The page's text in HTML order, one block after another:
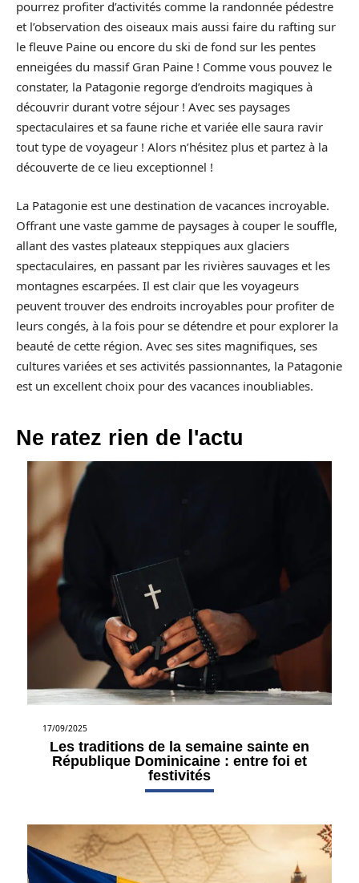
pourrez profiter d’activités comme la randonnée pédestre
et l’observation des oiseaux mais aussi faire du rafting sur
le fleuve Paine ou encore du ski de fond sur les pentes
enneigées du massif Gran Paine ! Comme vous pouvez le
constater, la Patagonie regorge d’endroits magiques à
découvrir durant votre séjour ! Avec ses paysages
spectaculaires et sa faune riche et variée elle saura ravir
tout type de voyageur ! Alors n’hésitez plus et partez à la
découverte de ce lieu exceptionnel !
La Patagonie est une destination de vacances incroyable.
Offrant une vaste gamme de paysages à couper le souffle,
allant des vastes plateaux steppiques aux glaciers
spectaculaires, en passant par les rivières sauvages et les
montagnes escarpées. Il est clair que les voyageurs
peuvent trouver des endroits incroyables pour profiter de
leurs congés, à la fois pour se détendre et pour explorer la
beauté de cette région. Avec ses sites magnifiques, ses
cultures variées et ses activités passionnantes, la Patagonie
est un excellent choix pour des vacances inoubliables.
Ne ratez rien de l'actu
17/09/2025
Les traditions de la semaine sainte en
République Dominicaine : entre foi et
festivités